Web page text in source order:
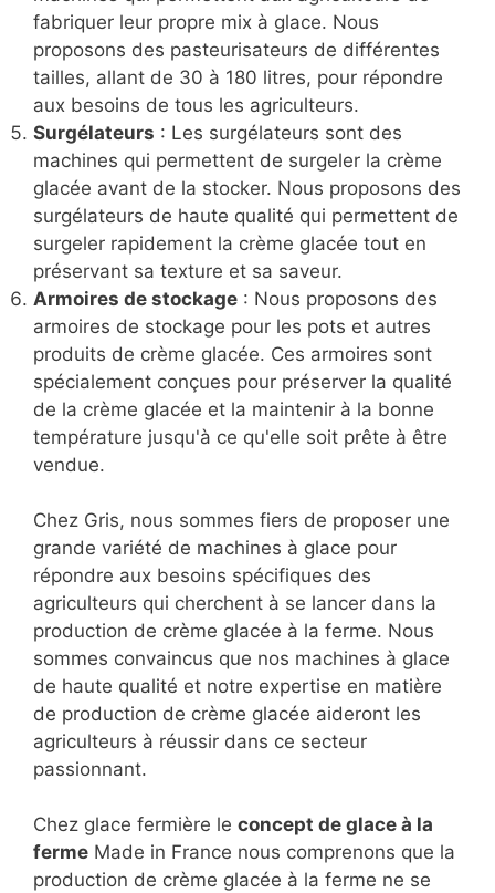
fabriquer leur propre mix à glace. Nous
proposons des pasteurisateurs de différentes
tailles, allant de 30 à 180 litres, pour répondre
aux besoins de tous les agriculteurs.
Surgélateurs : Les surgélateurs sont des
machines qui permettent de surgeler la crème
glacée avant de la stocker. Nous proposons des
surgélateurs de haute qualité qui permettent de
surgeler rapidement la crème glacée tout en
préservant sa texture et sa saveur.
Armoires de stockage : Nous proposons des
armoires de stockage pour les pots et autres
produits de crème glacée. Ces armoires sont
spécialement conçues pour préserver la qualité
de la crème glacée et la maintenir à la bonne
température jusqu'à ce qu'elle soit prête à être
vendue.
Chez Gris, nous sommes fiers de proposer une
grande variété de machines à glace pour
répondre aux besoins spécifiques des
agriculteurs qui cherchent à se lancer dans la
production de crème glacée à la ferme. Nous
sommes convaincus que nos machines à glace
de haute qualité et notre expertise en matière
de production de crème glacée aideront les
agriculteurs à réussir dans ce secteur
passionnant.
Chez glace fermière le concept de glace à la
ferme Made in France nous comprenons que la
production de crème glacée à la ferme ne se